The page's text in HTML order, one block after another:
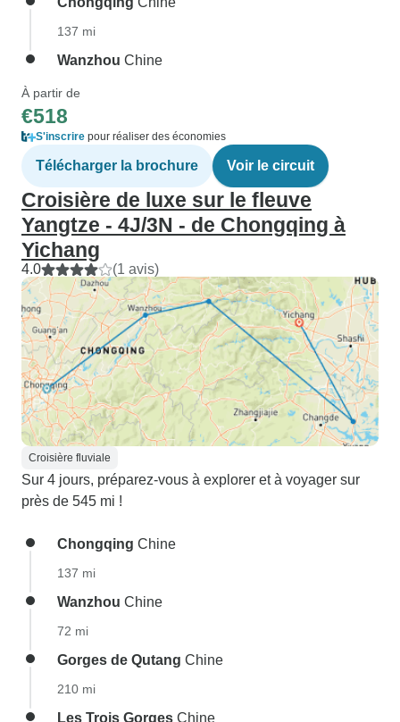
137 mi
Wanzhou Chine
À partir de
€518
S'inscrire pour réaliser des économies
Télécharger la brochure Voir le circuit
Croisière de luxe sur le fleuve
Yangtze - 4J/3N - de Chongqing à
Yichang
4.0 (1 avis)
Croisière fluviale
Sur 4 jours, préparez-vous à explorer et à voyager sur
près de 545 mi !
Chongqing Chine
137 mi
Wanzhou Chine
72 mi
Gorges de Qutang Chine
210 mi
Les Trois Gorges Chine